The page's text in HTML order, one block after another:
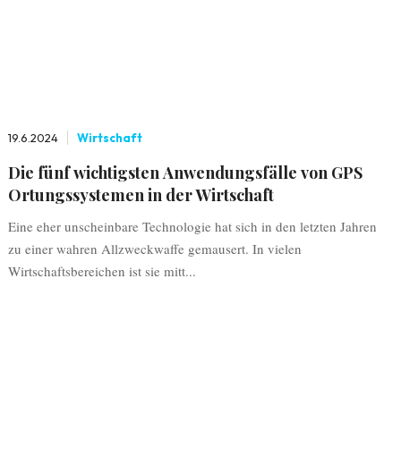
19.6.2024 Wirtschaft
Die fünf wichtigsten Anwendungsfälle von GPS
Ortungssystemen in der Wirtschaft
Eine eher unscheinbare Technologie hat sich in den letzten Jahren
zu einer wahren Allzweckwaffe gemausert. In vielen
Wirtschaftsbereichen ist sie mitt...